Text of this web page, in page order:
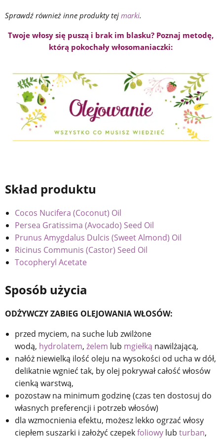
Sprawdź również inne produkty tej marki.
Twoje włosy się puszą i brak im blasku? Poznaj metodę,
którą pokochały włosomaniaczki:
Skład produktu
Cocos Nucifera (Coconut) Oil
Persea Gratissima (Avocado) Seed Oil
Prunus Amygdalus Dulcis (Sweet Almond) Oil
Ricinus Communis (Castor) Seed Oil
Tocopheryl Acetate
Sposób użycia
ODŻYWCZY ZABIEG OLEJOWANIA WŁOSÓW:
przed myciem, na suche lub zwilżone
wodą, hydrolatem, żelem lub mgiełką nawilżającą,
nałóż niewielką ilość oleju na wysokości od ucha w dół,
delikatnie wgnieć tak, by olej pokrywał całość włosów
cienką warstwą,
pozostaw na minimum godzinę (czas ten dostosuj do
własnych preferencji i potrzeb włosów)
dla wzmocnienia efektu, możesz lekko ogrzać włosy
ciepłem suszarki i założyć czepekfoliowy lub turban,